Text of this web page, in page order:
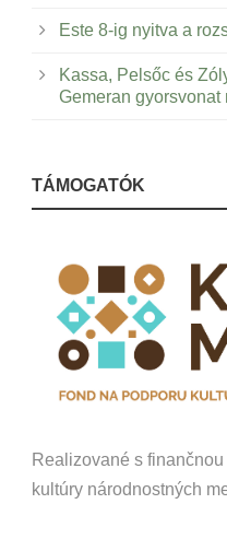
Este 8-ig nyitva a
Kassa, Pelsőc és
Gemeran gyorsvonat
TÁMOGATÓK
Realizované s
kultúry národnostných